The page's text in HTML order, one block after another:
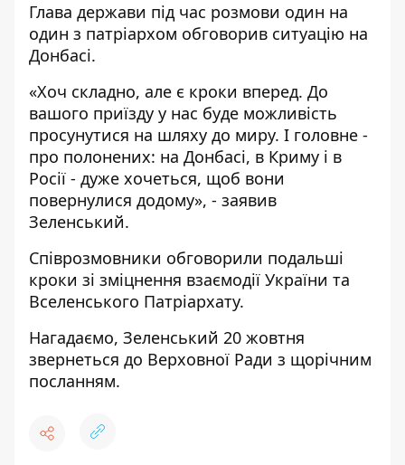
Глава держави під час розмови один на
один з патріархом обговорив ситуацію на
Донбасі.
«Хоч складно, але є кроки вперед. До
вашого приїзду у нас буде можливість
просунутися на шляху до миру. І головне -
про полонених: на Донбасі, в Криму і в
Росії - дуже хочеться, щоб вони
повернулися додому», - заявив
Зеленський.
Співрозмовники обговорили подальші
кроки зі зміцнення взаємодії України та
Вселенського Патріархату.
Нагадаємо, Зеленський 20 жовтня
звернеться до Верховної Ради з щорічним
посланням.